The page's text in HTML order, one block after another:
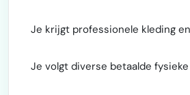
Je krijgt professionele kleding
Je volgt diverse betaalde